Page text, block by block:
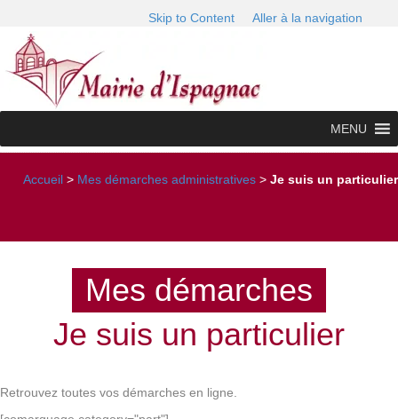
Skip to Content Aller à la navigation
MENU
Accueil > Mes démarches administratives > Je suis un particulier
Mes démarches
Je suis un particulier
Retrouvez toutes vos démarches en ligne.